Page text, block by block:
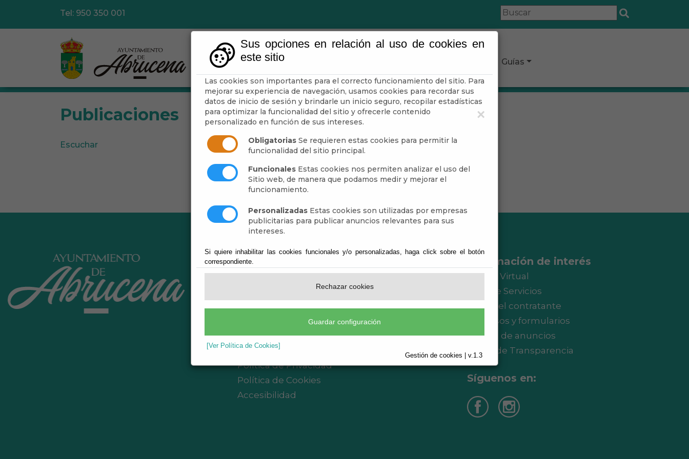
×
Sus opciones en relación al uso de cookies en
este sitio
Las cookies son importantes para el correcto funcionamiento del sitio. Para
mejorar su experiencia de navegación, usamos cookies para recordar sus
datos de inicio de sesión y brindarle un inicio seguro, recopilar estadísticas
para optimizar la funcionalidad del sitio y ofrecerle contenido
personalizado en función de sus intereses.
Obligatorias Se requieren estas cookies para permitir la
funcionalidad del sitio principal.
Funcionales Estas cookies nos permiten analizar el uso del
Sitio web, de manera que podamos medir y mejorar el
funcionamiento.
Personalizadas Estas cookies son utilizadas por empresas
publicitarias para publicar anuncios relevantes para sus
intereses.
Si quiere inhabilitar las cookies funcionales y/o personalizadas, haga click sobre el botón
correspondiente.
Rechazar cookies
Guardar configuración
[Ver Política de Cookies]
Gestión de cookies | v.1.3
Tel: 950 350 001
Guías
Publicaciones
Escuchar
Ayuntamiento de Abrucena
CIF: P-0400200-B
Plaza de Andalucía, 1 - 04520 Abrucena
(Almería)
950.350.001
registro@abrucena.es
Aviso legal
Política de Privacidad
Política de Cookies
Accesibilidad
Información de interés
Oficina Virtual
Guía de Servicios
Perfil del contratante
Impresos y formularios
Tablón de anuncios
Portal de Transparencia
Síguenos en: